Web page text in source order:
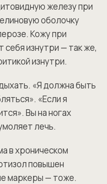
железу при
оболочку
Кожу при
изнутри — так же,
изнутри.
«Я должна быть
«Если я
Вы на ногах
лечь.
в хроническом
повышен
маркеры — тоже.